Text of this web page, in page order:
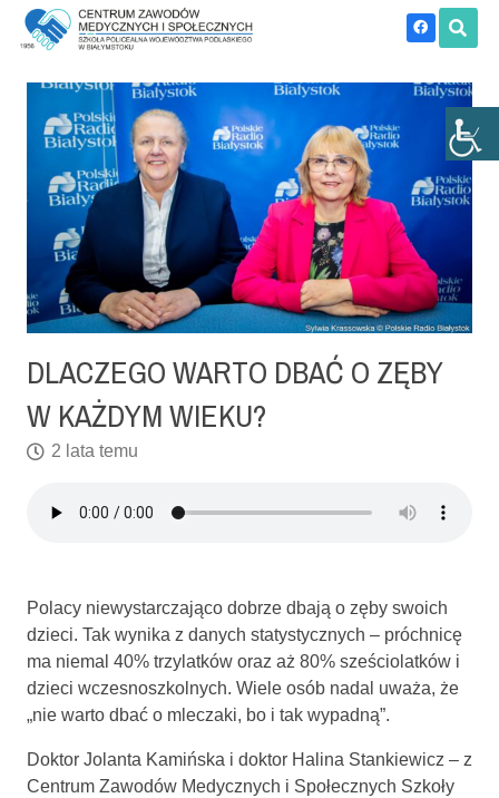
DLACZEGO WARTO DBAĆ O ZĘBY
W KAŻDYM WIEKU?
2 lata temu
Polacy niewystarczająco dobrze dbają o zęby swoich
dzieci. Tak wynika z danych statystycznych – próchnicę
ma niemal 40% trzylatków oraz aż 80% sześciolatków i
dzieci wczesnoszkolnych. Wiele osób nadal uważa, że
„nie warto dbać o mleczaki, bo i tak wypadną”.
Doktor Jolanta Kamińska i doktor Halina Stankiewicz – z
Centrum Zawodów Medycznych i Społecznych Szkoły